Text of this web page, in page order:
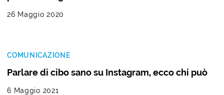
26 Maggio 2020
COMUNICAZIONE
Parlare di cibo sano su Instagram, ecco chi può
6 Maggio 2021